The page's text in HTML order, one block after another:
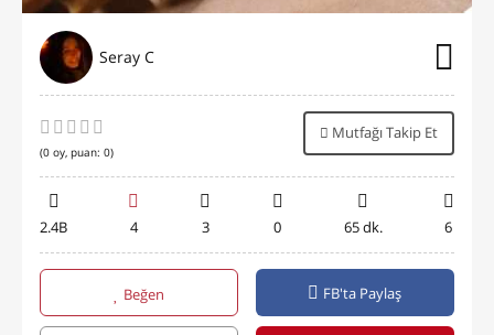
Seray C
(0 oy, puan: 0)
Mutfağı Takip Et
2.4B 4 3 0 65 dk. 6
Beğen FB'ta Paylaş